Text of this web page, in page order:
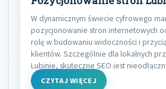
W dynamicznym świecie cyfrowego
pozycjonowanie stron internetowych
rolę w budowaniu widoczności i
klientów. Szczególnie dla lokalnych
Lubinie, skuteczne SEO jest
strategii
CZYTAJ WIĘCEJ